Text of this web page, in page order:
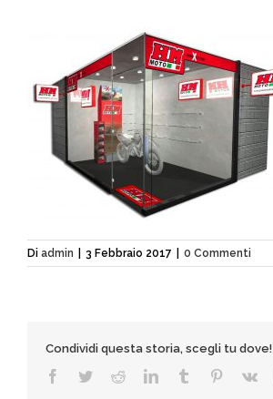
Di admin 3 Febbraio 2017 0 Commenti
Condividi questa storia, scegli tu dove!
Facebook
TwitterRedditLinkedInTumblr Pinterest
Vk